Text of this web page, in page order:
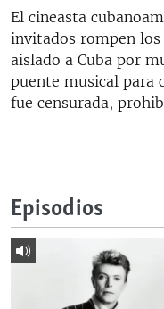
SER VIEJO EN CUBA
KENTU-CUBANO
LOS SANTOS DE
DESINFORMACIÓN
SÍGUENOS
El cineasta
invitados rompen
aislado a Cuba por
puente musical para
fue censurada,
Episodios